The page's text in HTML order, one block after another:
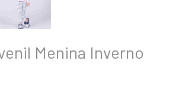
Menina Inverno